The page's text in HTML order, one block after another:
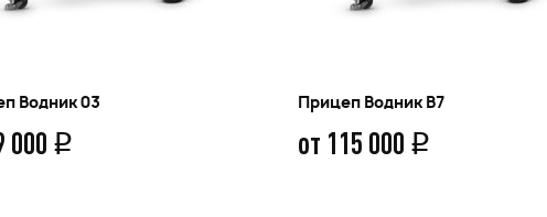
Водник 03
000 q
Прицеп Водник B7
от 115 000 q